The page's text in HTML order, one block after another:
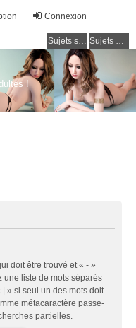
Connexion
Sujets sans réponse Sujets actifs
!
doit être trouvé et « - »
une liste de mots séparés
» si seul un des mots doit
métacaractère passe-
partielles.